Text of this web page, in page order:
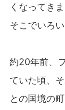
くなってきま
そこでいろ
約20年前、
ていた頃、
との国境の